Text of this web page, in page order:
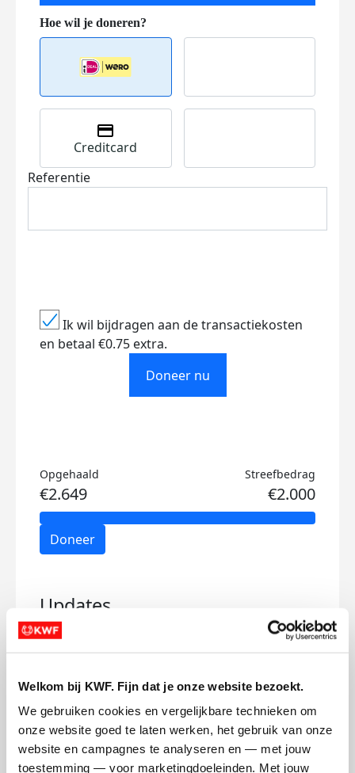
Welkom bij KWF. Fijn dat je onze website bezoekt.
We gebruiken cookies en vergelijkbare technieken om
onze website goed te laten werken, het gebruik van onze
website en campagnes te analyseren en — met jouw
toestemming — voor marketingdoeleinden. Met jouw
Creditcard
Referentie
Ik wil bijdragen aan de transactiekosten
en betaal €0.75 extra.
Doneer nu
Opgehaald
€2.649
Streefbedrag
€2.000
Doneer
Updates
GEHAALD
woensdag 1 juni 2022
Nadat we het prachtige doel van 1500,-